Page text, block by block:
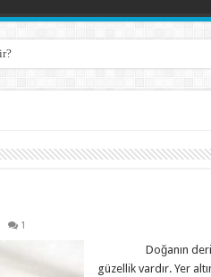
1
Doğanın
güzellik vardır. Yer